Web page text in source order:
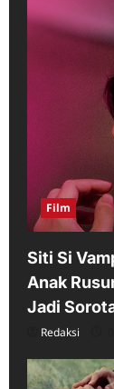
Film
Siti Si
Anak
Jadi
Redaksi